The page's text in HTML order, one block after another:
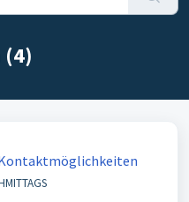
(4)
Kontaktmöglichkeiten